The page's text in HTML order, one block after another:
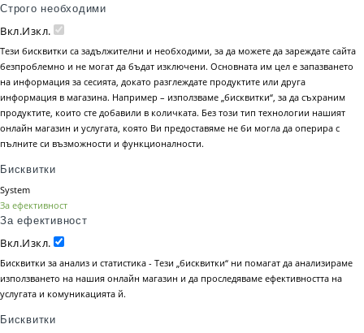
Строго необходими
Вкл.Изкл.
Тези бисквитки са задължителни и необходими, за да можете да зареждате сайта
безпроблемно и не могат да бъдат изключени. Основната им цел е запазването
на информация за сесията, докато разглеждате продуктите или друга
информация в магазина. Например – използваме „бисквитки“, за да съхраним
продуктите, които сте добавили в количката. Без този тип технологии нашият
онлайн магазин и услугата, която Ви предоставяме не би могла да оперира с
пълните си възможности и функционалности.
Бисквитки
System
За ефективност
За ефективност
Вкл.Изкл.
Бисквитки за анализ и статистика - Тези „бисквитки“ ни помагат да анализираме
използването на нашия онлайн магазин и да проследяваме ефективността на
услугата и комуникацията й.
Бисквитки